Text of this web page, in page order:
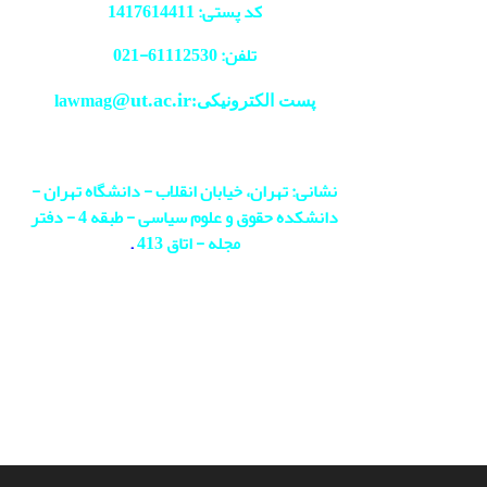
کد پستی: 1417614411
تلفن: 61112530-
021
پست الکترونیکی:lawmag@ut.ac.ir
نشانی: تهران، خیابان انقلاب - دانشگاه تهران -
دانشکده حقوق و علوم سیاسی - طبقه 4 - دفتر
مجله - اتاق 413
.